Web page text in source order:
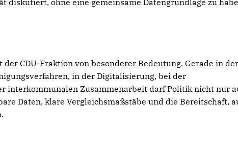
diskutiert, ohne eine gemeinsame Datengrundlage zu
CDU-Fraktion von besonderer Bedeutung. Gerade in
in der Digitalisierung, bei der
interkommunalen Zusammenarbeit darf Politik nicht nur
Daten, klare Vergleichsmaßstäbe und die Bereitschaft,